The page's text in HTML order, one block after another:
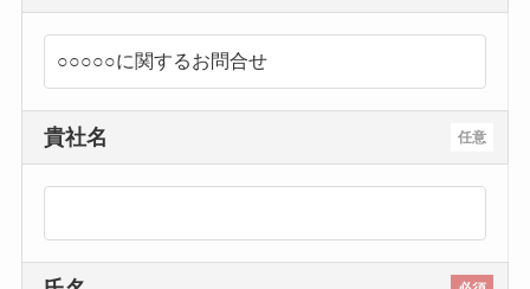
任意
貴社名